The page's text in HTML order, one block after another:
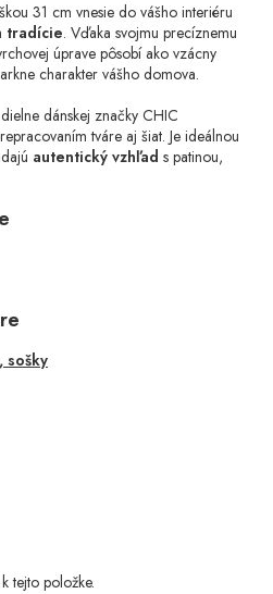
31 cm vnesie do vášho interiéru
tradície. Vďaka svojmu precíznemu
úprave pôsobí ako vzácny
charakter vášho domova.
dánskej značky CHIC
tváre aj šiat. Je ideálnou
autentický vzhľad s patinou,
sošky
tejto položke.